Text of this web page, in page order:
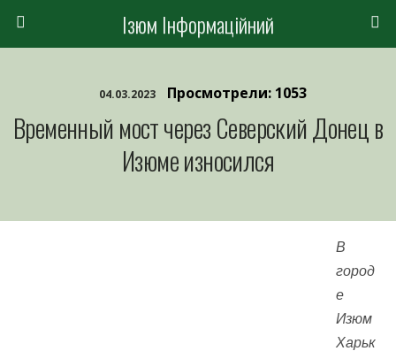
Ізюм Інформаційний
04.03.2023 Просмотрели: 1053
Временный мост через Северский Донец в
Изюме износился
В
город
е
Изюм
Харьк